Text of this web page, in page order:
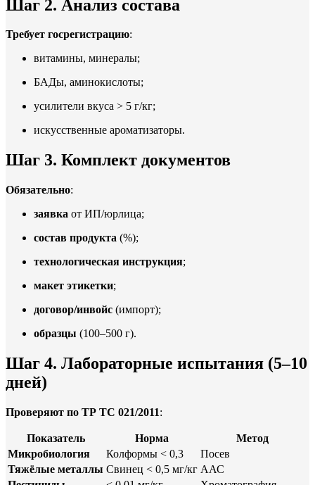
Шаг 2. Анализ состава
Требует госрегистрацию:
витамины, минералы;
БАДы, аминокислоты;
усилители вкуса > 5 г/кг;
искусственные ароматизаторы.
Шаг 3. Комплект документов
Обязательно:
заявка от ИП/юрлица;
состав продукта (%);
технологическая инструкция;
макет этикетки;
договор/инвойс (импорт);
образцы (100–500 г).
Шаг 4. Лабораторные испытания (5–10
дней)
Проверяют по ТР ТС 021/2011:
Показатель Норма
Метод
Микробиология
Колформы < 0,3
Посев
Тяжёлые металлы Свинец < 0,5 мг/кг ААС